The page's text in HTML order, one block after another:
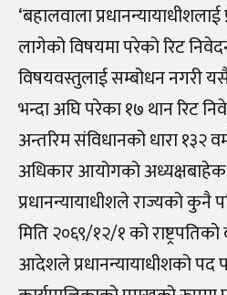
‘बहालवाला प्रधानन्यायाधीशलाई
लागेको विषयमा परेको रिट
विषयवस्तुलाई सम्बोधन नगरी
भन्दा अघि परेका १७ थान रिट
अन्तरिम संविधानको धारा १३२
अधिकार आयोगको
प्रधानन्यायाधीशले राज्यको कुनै
मिति २०६९/१२/१ को
आदेशले प्रधानन्यायाधीशको पद